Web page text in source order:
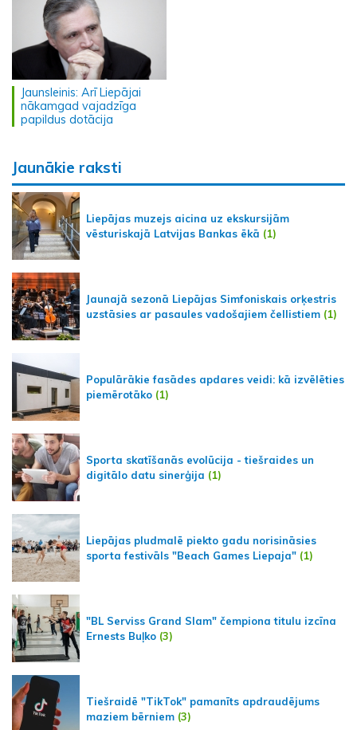
Jaunsleinis: Arī Liepājai
nākamgad vajadzīga
papildus dotācija
Jaunākie raksti
Liepājas muzejs aicina uz ekskursijām
vēsturiskajā Latvijas Bankas ēkā (1)
Jaunajā sezonā Liepājas Simfoniskais orķestris
uzstāsies ar pasaules vadošajiem čellistiem (1)
Populārākie fasādes apdares veidi: kā izvēlēties
piemērotāko (1)
Sporta skatīšanās evolūcija - tiešraides un
digitālo datu sinerģija (1)
Liepājas pludmalē piekto gadu norisināsies
sporta festivāls "Beach Games Liepaja" (1)
"BL Serviss Grand Slam" čempiona titulu izcīna
Ernests Buļko (3)
Tiešraidē "TikTok" pamanīts apdraudējums
maziem bērniem (3)